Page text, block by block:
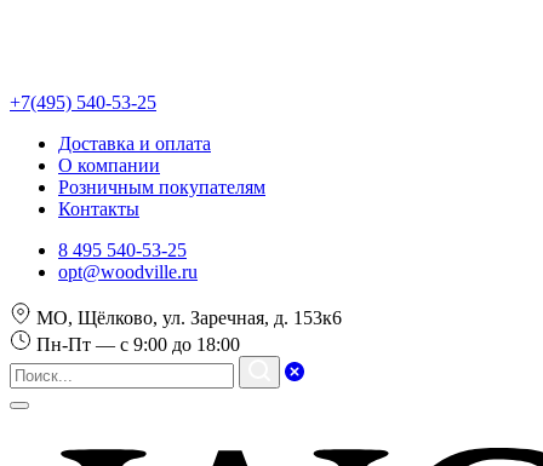
+7(495) 540-53-25
Доставка и оплата
О компании
Розничным покупателям
Контакты
8 495 540-53-25
opt@woodville.ru
МО, Щёлково, ул. Заречная, д. 153к6
Пн-Пт — с 9:00 до 18:00